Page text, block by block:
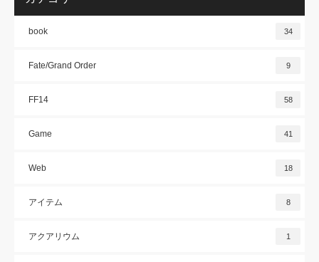
book 34
Fate/Grand Order 9
FF14 58
Game 41
Web 18
アイテム 8
アクアリウム 1